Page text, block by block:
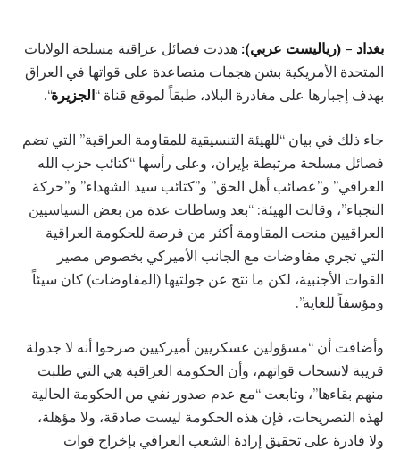
بغداد – (رياليست عربي): هددت فصائل عراقية مسلحة الولايات
المتحدة الأمريكية بشن هجمات متصاعدة على قواتها في العراق
بهدف إجبارها على مغادرة البلاد، طبقاً لموقع قناة “الجزيرة“.
جاء ذلك في بيان “للهيئة التنسيقية للمقاومة العراقية” التي تضم
فصائل مسلحة مرتبطة بإيران، وعلى رأسها “كتائب حزب الله
العراقي” و”عصائب أهل الحق” و”كتائب سيد الشهداء” و”حركة
النجباء”، وقالت الهيئة: “بعد وساطات عدة من بعض السياسيين
العراقيين منحت المقاومة أكثر من فرصة للحكومة العراقية
التي تجري مفاوضات مع الجانب الأميركي بخصوص مصير
القوات الأجنبية، لكن ما نتج عن جولتيها (المفاوضات) كان سيئاً
ومؤسفاً للغاية”.
وأضافت أن “مسؤولين عسكريين أميركيين صرحوا أنه لا جدولة
قريبة لانسحاب قواتهم، وأن الحكومة العراقية هي التي طلبت
منهم بقاءها”، وتابعت “مع عدم صدور نفي من الحكومة الحالية
لهذه التصريحات، فإن هذه الحكومة ليست صادقة، ولا مؤهلة،
ولا قادرة على تحقيق إرادة الشعب العراقي بإخراج قوات